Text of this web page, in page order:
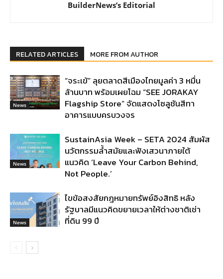
BuilderNews’s Editorial
RELATED ARTICLES MORE FROM AUTHOR
News
“จระเข้” ลุยตลาดสีเมืองไทยมูลค่า 3 หมื่น
ล้านบาท พร้อมเผยโฉม “SEE JORAKAY
Flagship Store” จัดแสดงโซลูชันสีทา
อาคารแบบครบวงจร
News
SustainAsia Week – SETA 2024 สัมผัส
นวัตกรรมล้ำสมัยและฟังเสวนาภายใต้
แนวคิด ‘Leave Your Carbon Behind,
Not People.’
News
ไขข้อสงสัยกฎหมายทรัพย์อิงสิทธิ หลัง
รัฐบาลมีแนวคิดขยายเวลาให้ต่างชาติเช่า
ที่ดิน 99 ปี